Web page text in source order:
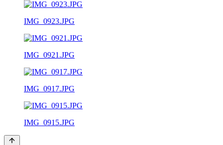
IMG_0923.JPG
IMG_0921.JPG
IMG_0917.JPG
IMG_0915.JPG